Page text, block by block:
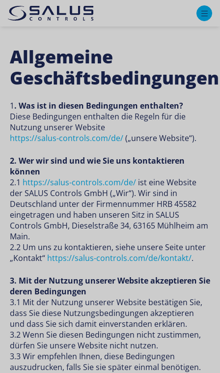
Allgemeine
Geschäftsbedingungen
1. Was ist in diesen Bedingungen enthalten?
Diese Bedingungen enthalten die Regeln für die
Nutzung unserer Website
https://salus-controls.com/de/(„unsere Website“).
2. Wer wir sind und wie Sie uns kontaktieren
können
2.1 https://salus-controls.com/de/ ist eine Website
der SALUS Controls GmbH („Wir“). Wir sind in
Deutschland unter der Firmennummer HRB 45582
eingetragen und haben unseren Sitz in SALUS
Controls GmbH, Dieselstraße 34, 63165 Mühlheim am
Main.
2.2 Um uns zu kontaktieren, siehe unsere Seite unter
„Kontakt“ https://salus-controls.com/de/kontakt/.
3. Mit der Nutzung unserer Website akzeptieren Sie
deren Bedingungen
3.1 Mit der Nutzung unserer Website bestätigen Sie,
dass Sie diese Nutzungsbedingungen akzeptieren
und dass Sie sich damit einverstanden erklären.
3.2 Wenn Sie diesen Bedingungen nicht zustimmen,
dürfen Sie unsere Website nicht nutzen.
3.3 Wir empfehlen Ihnen, diese Bedingungen
auszudrucken, falls Sie sie später einmal benötigen.